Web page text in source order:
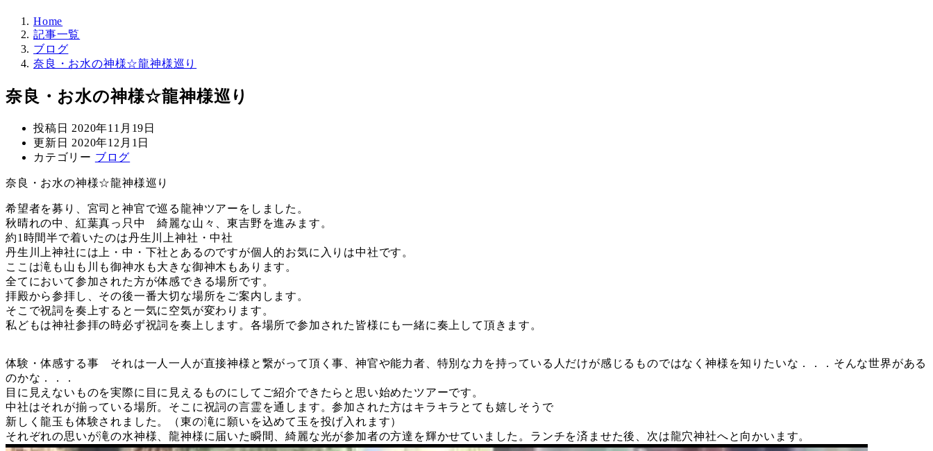
Home
記事一覧
ブログ
奈良・お水の神様☆龍神様巡り
奈良・お水の神様☆龍神様巡り
投稿日 2020年11月19日
更新日 2020年12月1日
カテゴリー ブログ
奈良・お水の神様☆龍神様巡り
希望者を募り、宮司と神官で巡る龍神ツアーをしました。
秋晴れの中、紅葉真っ只中 綺麗な山々、東吉野を進みます。
約1時間半で着いたのは丹生川上神社・中社
丹生川上神社には上・中・下社とあるのですが個人的お気に入りは中社です。
ここは滝も山も川も御神水も大きな御神木もあります。
全てにおいて参加された方が体感できる場所です。
拝殿から参拝し、その後一番大切な場所をご案内します。
そこで祝詞を奏上すると一気に空気が変わります。
私どもは神社参拝の時必ず祝詞を奏上します。各場所で参加された皆様にも一緒に奏上して頂きます。
体験・体感する事 それは一人一人が直接神様と繋がって頂く事、神官や能力者、特別な力を持っている人だけが感じるものではなく神様を知りたいな．．．そんな世界がある
のかな．．．
目に見えないものを実際に目に見えるものにしてご紹介できたらと思い始めたツアーです。
中社はそれが揃っている場所。そこに祝詞の言霊を通します。参加された方はキラキラとても嬉しそうで
新しく龍玉も体験されました。（東の滝に願いを込めて玉を投げ入れます）
それぞれの思いが滝の水神様、龍神様に届いた瞬間、綺麗な光が参加者の方達を輝かせていました。ランチを済ませた後、次は龍穴神社へと向かいます。